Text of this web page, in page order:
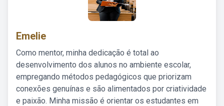
Emelie
Como mentor, minha dedicação é total ao
desenvolvimento dos alunos no ambiente escolar,
empregando métodos pedagógicos que priorizam
conexões genuínas e são alimentados por criatividade
e paixão. Minha missão é orientar os estudantes em